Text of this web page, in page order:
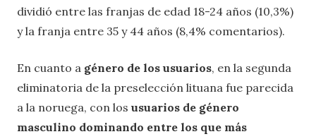
dividió entre las franjas de edad 18-24 años (10,3%)
y la franja entre 35 y 44 años (8,4% comentarios).
En cuanto a género de los usuarios, en la segunda
eliminatoria de la preselección lituana fue parecida
a la noruega, con los usuarios de género
masculino dominando entre los que más